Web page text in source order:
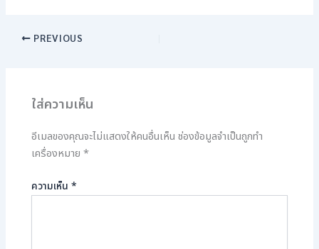
PREVIOUS
ใส่ความเห็น
อีเมลของคุณจะไม่แสดงให้คนอื่นเห็น ช่องข้อมูลจำเป็นถูกทำ
เครื่องหมาย*
ความเห็น*